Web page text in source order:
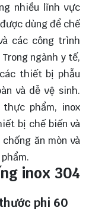
nhiều lĩnh vực
dùng để chế
các công trình
ngành y tế,
thiết bị phẫu
và dễ vệ sinh.
phẩm, inox
bị chế biến và
ăn mòn và
inox 304
phi 60